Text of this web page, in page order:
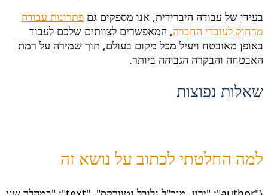
בעידן של עבודה היברידית, אנו מספקים גם פתרונות עבודה
מרחוק לעובדי החברה, המאפשרים לצוותים שלכם לעבוד
באופן מאובטח ויעיל מכל מקום בעולם, תוך שמירה על רמת
האבטחה והבקרה הגבוהה ביותר.
שאלות נפוצות
למה החלטתי לכתוב על נושא זה